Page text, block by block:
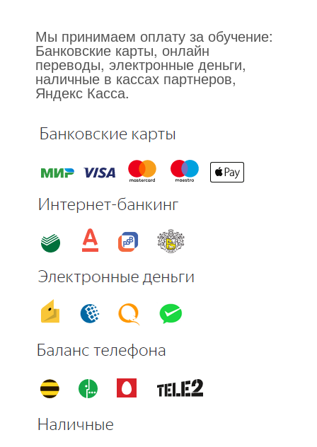
Мы принимаем оплату за обучение:
Банковские карты, онлайн
переводы, электронные деньги,
наличные в кассах партнеров,
Яндекс Касса.